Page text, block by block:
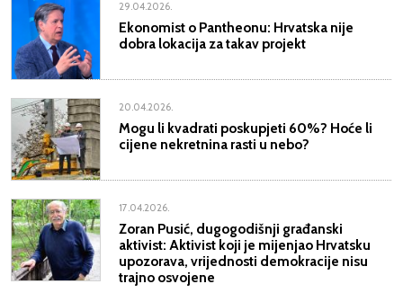
29.04.2026.
Ekonomist o Pantheonu: Hrvatska nije
dobra lokacija za takav projekt
20.04.2026.
Mogu li kvadrati poskupjeti 60%? Hoće li
cijene nekretnina rasti u nebo?
17.04.2026.
Zoran Pusić, dugogodišnji građanski
aktivist: Aktivist koji je mijenjao Hrvatsku
upozorava, vrijednosti demokracije nisu
trajno osvojene